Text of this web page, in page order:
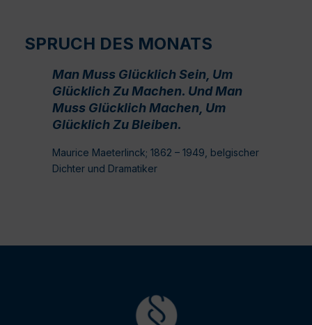
SPRUCH DES MONATS
Man Muss Glücklich Sein, Um
Glücklich Zu Machen. Und Man
Muss Glücklich Machen, Um
Glücklich Zu Bleiben.
Maurice Maeterlinck; 1862 – 1949, belgischer
Dichter und Dramatiker